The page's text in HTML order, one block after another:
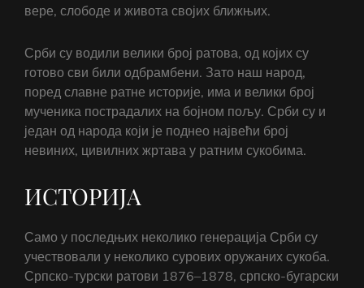
вере, слободе и живота својих ближњих.
Срби су водили велики број ратова, од којих су
готово сви били одбрамбени. Зато наш народ,
поред славне ратне историје, има и велики број
мученика пострадалих на бојном пољу. Срби су и
један од народа који је поднео највећи број
невиних, цивилних жртава у ратним сукобима.
ИСТОРИЈА
Само у последњих неколико генерација Срби су
учествовали у неколико сурових оружаних сукоба.
Српско-турски ратови 1876–1878, српско-бугарски